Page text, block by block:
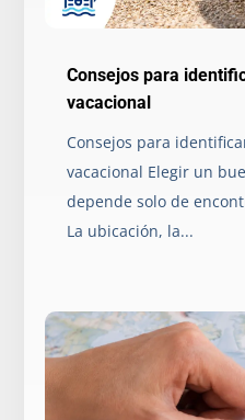
Consejos para
vacacional
Consejos para
vacacional Elegir un
depende solo de
La ubicación, la...